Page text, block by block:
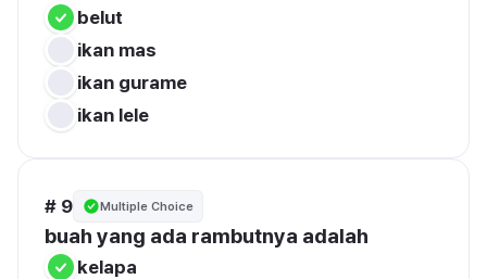
belut
ikan mas
ikan gurame
ikan lele
# 9 Multiple Choice
buah yang ada rambutnya adalah
kelapa